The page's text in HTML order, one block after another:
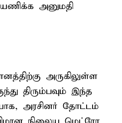
அனுமதி
அருகிலுள்ள
திரும்பவும் இந்த
அரசினர் தோட்டம்